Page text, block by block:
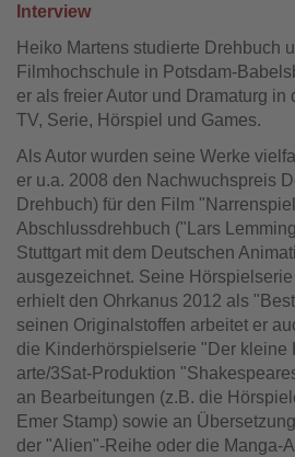
Interview
Heiko Martens studierte Drehbuch
Filmhochschule in Potsdam-
er als freier Autor und Dramaturg in
TV, Serie, Hörspiel und Games.
Als Autor wurden seine Werke
er u.a. 2008 den Nachwuchspreis
Drehbuch) für den Film
Abschlussdrehbuch ("Lars
Stuttgart mit dem Deutschen
ausgezeichnet. Seine
erhielt den Ohrkanus 2012 als
seinen Originalstoffen arbeitet er
die Kinderhörspielserie "Der kleine
arte/3Sat-Produktion
an Bearbeitungen (z.B. die
Emer Stamp) sowie an
der "Alien"-Reihe oder die Manga-